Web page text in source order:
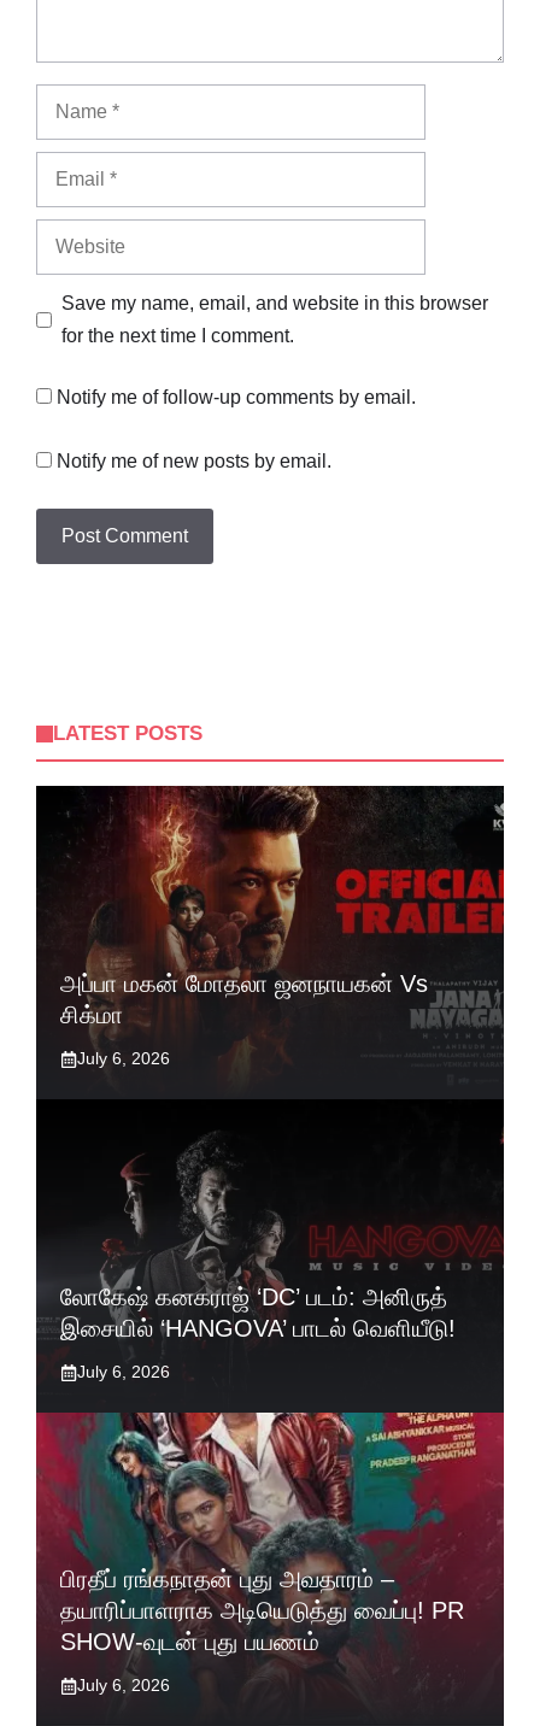
Name
Email
Website
Save my name, email, and website in this browser
for the next time I comment.
Notify me of follow-up comments by email.
Notify me of new posts by email.
LATEST POSTS
அப்பா மகன் மோதலா ஜனநாயகன் Vs
சிக்மா
July 6, 2026
லோகேஷ் கனகராஜ் ‘DC’ படம்: அனிருத்
இசையில் ‘HANGOVA’ பாடல் வெளியீடு!
July 6, 2026
பிரதீப் ரங்கநாதன் புது அவதாரம் –
தயாரிப்பாளராக அடியெடுத்து வைப்பு! PR
SHOW-வுடன் புது பயணம்
July 6, 2026